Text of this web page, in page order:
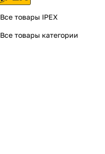
Все товары IPEX
Все товары категории